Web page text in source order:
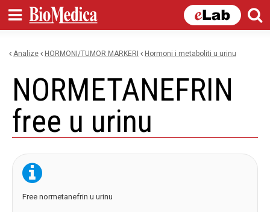
content
Analize HORMONI/TUMOR MARKERI hormoni i metaboliti u urinu
NORMETANEFRIN
free u urinu
Free normetanefrin u urinu